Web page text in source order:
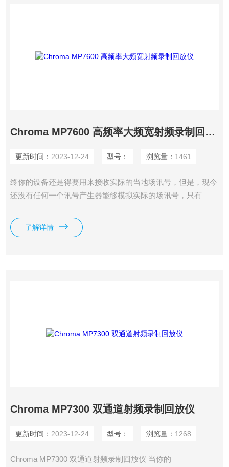
Chroma MP7600 高频率大频宽射频录制回放仪
更新时间： 2023-12-24 型号： 浏览量： 1461
终你的设备还是得要用来接收实际的当地场讯号，但是，现今
还没有任何一个讯号产生器能够模拟实际的场讯号，只有
地的场讯号，带回你的实验室一再重复播放。
了解详情
Chroma MP7300 双通道射频录制回放仪
更新时间： 2023-12-24 型号： 浏览量： 1268
Chroma MP7300 双通道射频录制回放仪 当你的